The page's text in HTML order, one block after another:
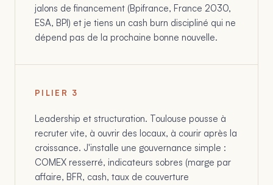
jalons de financement (Bpifrance, France 2030,
ESA, BPI) et je tiens un cash burn discipliné qui ne
dépend pas de la prochaine bonne nouvelle.
PILIER 3
Leadership et structuration. Toulouse pousse à
recruter vite, à ouvrir des locaux, à courir après la
croissance. J'installe une gouvernance simple :
COMEX resserré, indicateurs sobres (marge par
affaire, BFR, cash, taux de couverture